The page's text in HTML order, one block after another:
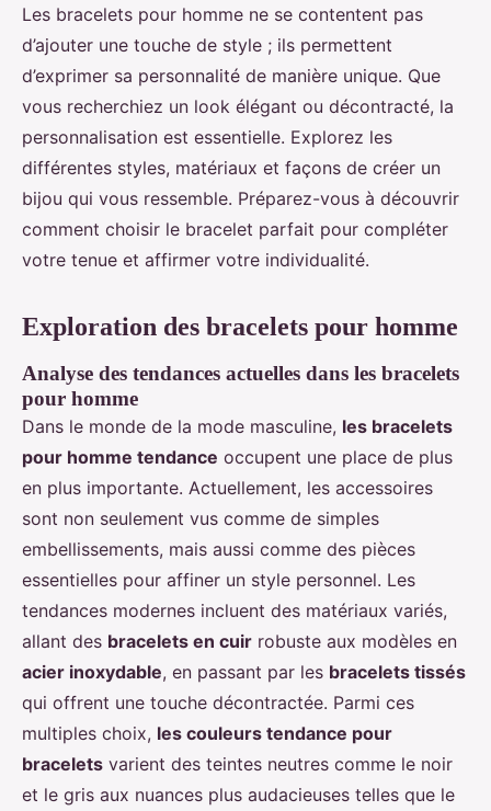
Découvrez les bracelets pour
homme : style et
personnalisation
Lyana•28 novembre 2024•12 min de lecture
Les bracelets pour homme ne se contentent pas
d’ajouter une touche de style ; ils permettent
d’exprimer sa personnalité de manière unique. Que
vous recherchiez un look élégant ou décontracté, la
personnalisation est essentielle. Explorez les
différentes styles, matériaux et façons de créer un
bijou qui vous ressemble. Préparez-vous à découvrir
comment choisir le bracelet parfait pour compléter
votre tenue et affirmer votre individualité.
Exploration des bracelets pour homme
Analyse des tendances actuelles dans les bracelets
pour homme
Dans le monde de la mode masculine, les bracelets
pour homme tendance occupent une place de plus
en plus importante. Actuellement, les accessoires
sont non seulement vus comme de simples
embellissements, mais aussi comme des pièces
essentielles pour affiner un style personnel. Les
tendances modernes incluent des matériaux variés,
allant des bracelets en cuir robuste aux modèles en
acier inoxydable, en passant par les bracelets tissés
qui offrent une touche décontractée. Parmi ces
multiples choix, les couleurs tendance pour
bracelets varient des teintes neutres comme le noir
et le gris aux nuances plus audacieuses telles que le